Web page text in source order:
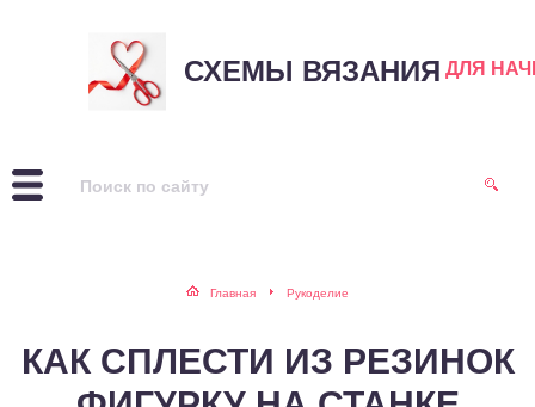
СХЕМЫ ВЯЗАНИЯ ДЛЯ
Главная Рукоделие
КАК СПЛЕСТИ ИЗ РЕЗИНОК